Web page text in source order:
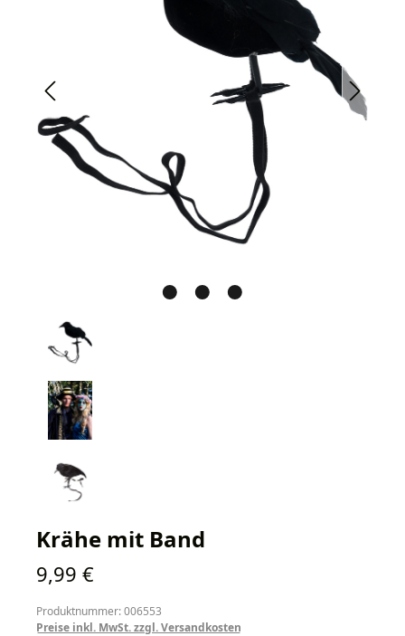
Krähe mit Band
Regulärer Preis:
9,99 €
Produktnummer: 006553
Preise inkl. MwSt. zzgl. Versandkosten